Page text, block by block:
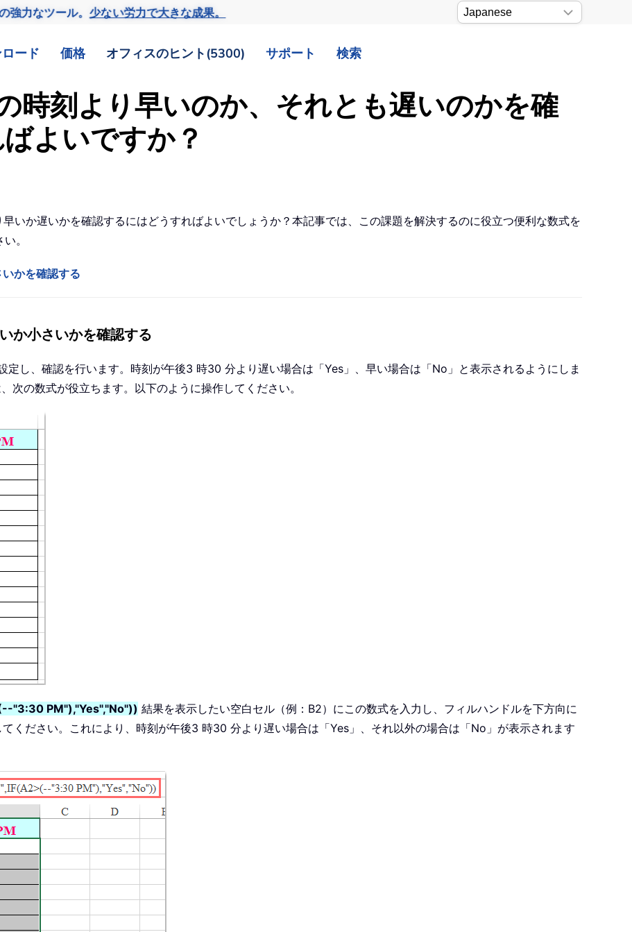
強力なツール。 少ない労力で大きな成果。
ード 価格 オフィスのヒント(5300) サポート 検索
時刻より早いのか、それとも遅いのかを確
よいですか？
いか遅いかを確認するにはどうすればよいでしょうか？本記事では、この課題を解決するのに役立つ便利な数式を
。
かを確認する
か小さいかを確認する
し、確認を行います。時刻が午後3 時30 分より遅い場合は「Yes」、早い場合は「No」と表示されるようにしま
次の数式が役立ちます。以下のように操作してください。
"3:30 PM"),"Yes","No")) 結果を表示したい空白セル（例：B2）にこの数式を入力し、フィルハンドルを下方向に
ください。これにより、時刻が午後3 時30 分より遅い場合は「Yes」、それ以外の場合は「No」が表示されます